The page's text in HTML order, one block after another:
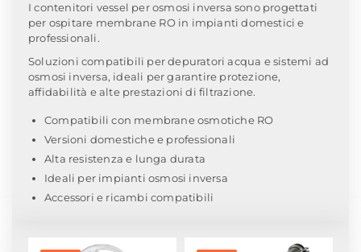
I contenitori vessel per osmosi inversa sono progettati
per ospitare membrane RO in impianti domestici e
professionali.
Soluzioni compatibili per depuratori acqua e sistemi ad
osmosi inversa, ideali per garantire protezione,
affidabilità e alte prestazioni di filtrazione.
Compatibili con membrane osmotiche RO
Versioni domestiche e professionali
Alta resistenza e lunga durata
Ideali per impianti osmosi inversa
Accessori e ricambi compatibili